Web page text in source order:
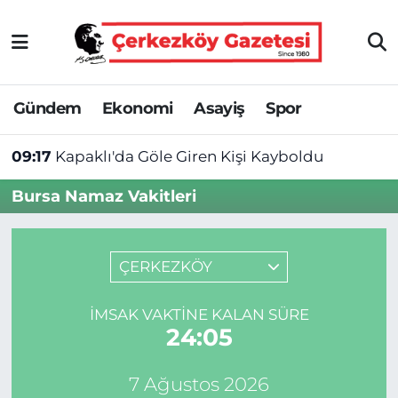
Gündem Ekonomi Asayiş Spor
09:17 Kapaklı'da Göle Giren Kişi Kayboldu
Bursa Namaz Vakitleri
ÇERKEZKÖY
İMSAK VAKTINE KALAN SÜRE
24:04
7 Ağustos 2026
Asayiş
Ekonomi
Gündem
Haber
Kültür&Sanat
Tekirdağ Nöbetçi Eczaneler
Tekirdağ Hava Durumu
Tekirdağ Namaz Vakitleri
Tekirdağ Trafik Yoğunluk Haritası
Süper Lig Puan Durumu ve Fikstür
Son Dakika Haberleri
Haber Arşivi